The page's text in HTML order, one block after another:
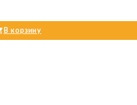
В корзину